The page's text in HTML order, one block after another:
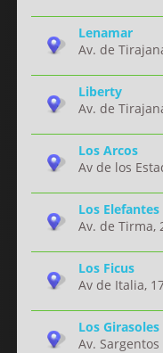
Lenamar
Av. de
Liberty
Av. de
Los Arcos
Av de los
Los Elefantes
Av. de Tirma,
Los Ficus
Av de Italia,
Los Girasoles
Av.